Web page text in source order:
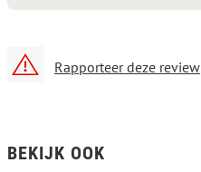
Rapporteer deze review
BEKIJK OOK